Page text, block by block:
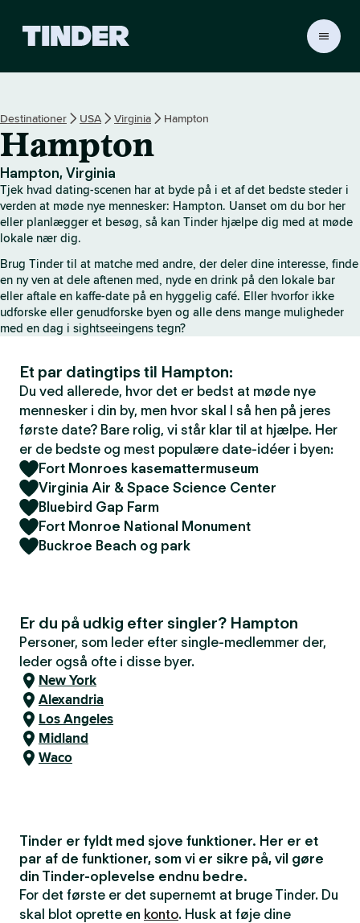
r
s
s
a
r
t
d
e
Destinationer USA Virginia Hampton
Hampton
Hampton, Virginia
Tjek hvad dating-scenen har at byde på i et af det bedste steder i
verden at møde nye mennesker: Hampton. Uanset om du bor her
eller planlægger et besøg, så kan Tinder hjælpe dig med at møde
lokale nær dig.
Brug Tinder til at matche med andre, der deler dine interesse, finde
en ny ven at dele aftenen med, nyde en drink på den lokale bar
eller aftale en kaffe-date på en hyggelig café. Eller hvorfor ikke
udforske eller genudforske byen og alle dens mange muligheder
med en dag i sightseeingens tegn?
Et par datingtips til Hampton:
Du ved allerede, hvor det er bedst at møde nye
mennesker i din by, men hvor skal I så hen på jeres
første date? Bare rolig, vi står klar til at hjælpe. Her
er de bedste og mest populære date-idéer i byen:
Fort Monroes kasemattermuseum
Virginia Air & Space Science Center
Bluebird Gap Farm
Fort Monroe National Monument
Buckroe Beach og park
Er du på udkig efter singler? Hampton
Personer, som leder efter single-medlemmer der,
leder også ofte i disse byer.
New York
Alexandria
Los Angeles
Midland
Waco
Tinder er fyldt med sjove funktioner. Her er et
par af de funktioner, som vi er sikre på, vil gøre
din Tinder-oplevelse endnu bedre.
For det første er det supernemt at bruge Tinder. Du
skal blot oprette en konto. Husk at føje dine